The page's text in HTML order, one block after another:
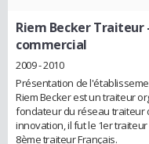
Riem Becker Traiteur
commercial
2009 - 2010
Présentation de
Riem Becker est un traiteur
fondateur du réseau traiteur
innovation, il fut le 1er traiteur
8ème traiteur Français.